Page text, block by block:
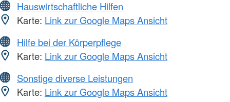
Hauswirtschaftliche Hilfen
Karte: Link zur Google Maps Ansicht
Hilfe bei der Körperpflege
Karte: Link zur Google Maps Ansicht
Sonstige diverse Leistungen
Karte: Link zur Google Maps Ansicht